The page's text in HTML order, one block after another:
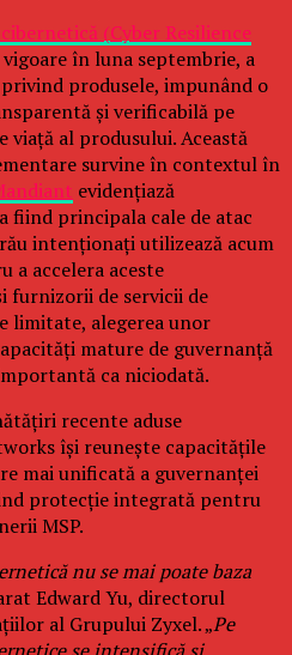
(Cyber Resilience
în luna septembrie, a
produsele, impunând o
și verificabilă pe
al produsului. Această
survine în contextul în
evidențiază
fiind principala cale de atac
intenționați utilizează acum
accelera aceste
furnizorii de servicii de
limitate, alegerea unor
mature de guvernanță
ca niciodată.
recente aduse
își reunește capacitățile
mai unificată a guvernanței
protecție integrată pentru
MSP.
nu se mai poate baza
Edward Yu, directorul
al Grupului Zyxel. „Pe